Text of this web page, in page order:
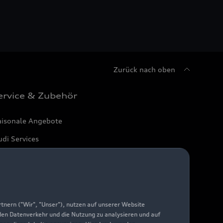
("Wir", "Unser"), nutzen auf unserer Website
Datenverkehr und die Nutzung zu analysieren und auf
Zurück nach oben
& Zubehör
Angebote
Services